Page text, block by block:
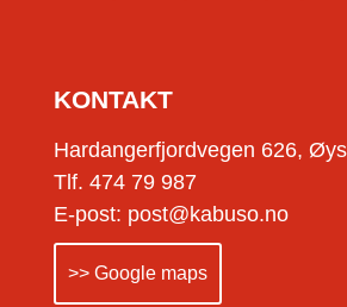
KONTAKT
Hardangerfjordvegen 626,
Tlf. 474 79 987
E-post: post@kabuso.no
>> Google maps